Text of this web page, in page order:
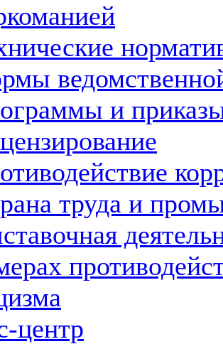
и
труда и
центр